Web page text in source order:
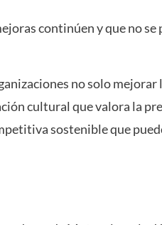
continúen y que no se
no solo mejorar
cultural que valora la
sostenible que